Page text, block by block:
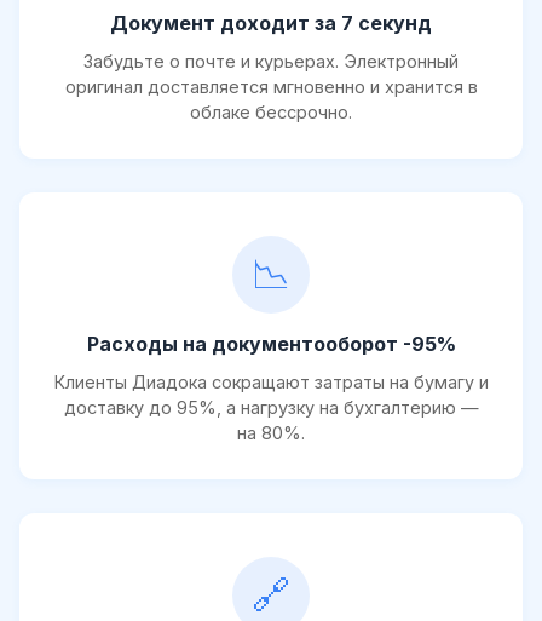
Документ доходит за 7 секунд
Забудьте о почте и курьерах. Электронный
оригинал доставляется мгновенно и хранится в
облаке бессрочно.
📉
Расходы на документооборот -95%
Клиенты Диадока сокращают затраты на бумагу и
доставку до 95%, а нагрузку на бухгалтерию —
на 80%.
🔗